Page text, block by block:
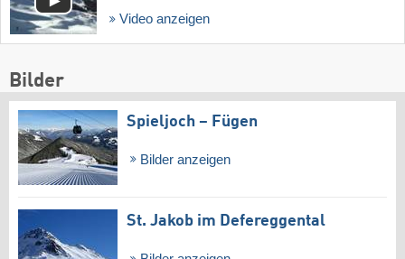
Video anzeigen
Bilder
Spieljoch – Fügen
Bilder anzeigen
St. Jakob im Defereggental